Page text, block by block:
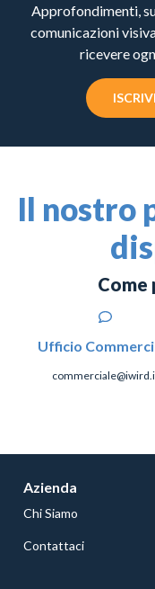
Approfondimenti,
comunicazioni
ricevere
Il nostro
Come
Ufficio
Azienda
Chi Siamo
Contattaci